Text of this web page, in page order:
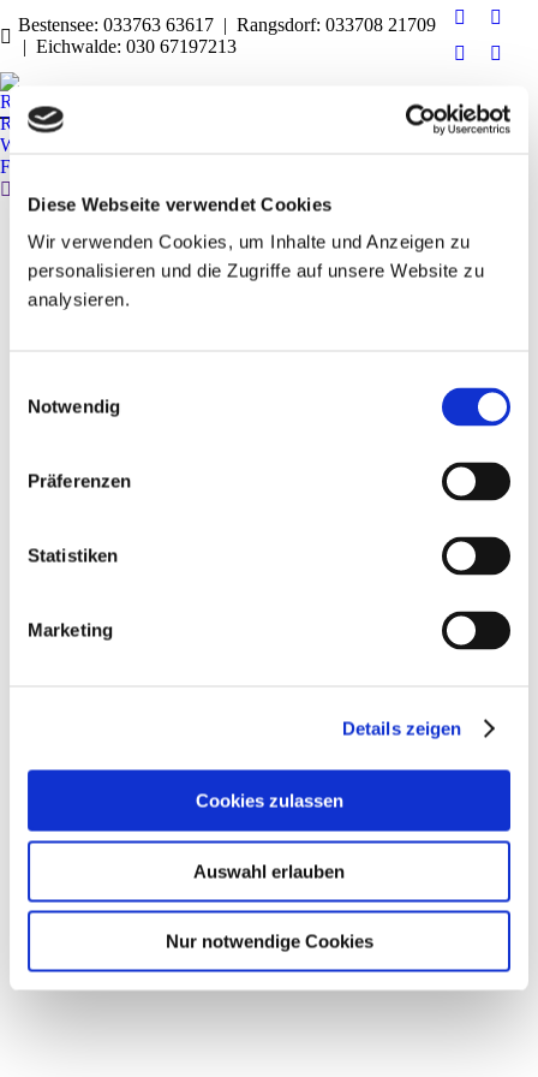
Diese Webseite verwendet Cookies
Wir verwenden Cookies, um Inhalte und Anzeigen zu
personalisieren und die Zugriffe auf unsere Website zu
analysieren.
Notwendig
Präferenzen
Statistiken
Marketing
Details zeigen
Cookies zulassen
Auswahl erlauben
Nur notwendige Cookies
Bestensee: 033763 63617 | Rangsdorf: 033708 21709
| Eichwalde: 030 67197213
Facebook
page
in
new
X
page
in
new
Instagram
opensopens
RB Reisen
RB Reisen Aktiv
Wohnmobil RB Reisen Mobil
Ferienwohnung Darß Traum
Search: